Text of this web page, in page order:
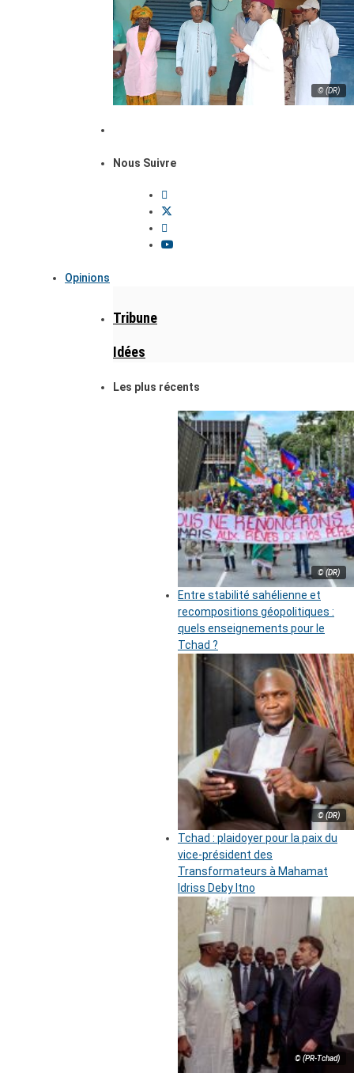
© (DR)
Nous Suivre
Opinions
Tribune
Idées
Les plus récents
© (DR)
Entre stabilité sahélienne et
recompositions géopolitiques :
quels enseignements pour le
Tchad ?
© (DR)
Tchad : plaidoyer pour la paix du
vice-président des
Transformateurs à Mahamat
Idriss Deby Itno
© (PR-Tchad)